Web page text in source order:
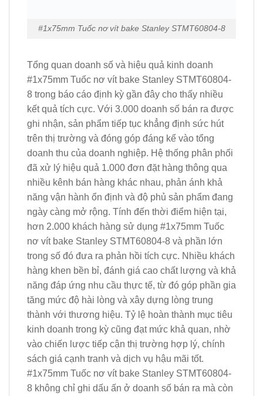
#1x75mm Tuốc nơ vít bake Stanley STMT60804-8
Tổng quan doanh số và hiệu quả kinh doanh
#1x75mm Tuốc nơ vít bake Stanley STMT60804-
8 trong báo cáo định kỳ gần đây cho thấy nhiều
kết quả tích cực. Với 3.000 doanh số bán ra được
ghi nhận, sản phẩm tiếp tục khẳng định sức hút
trên thị trường và đóng góp đáng kể vào tổng
doanh thu của doanh nghiệp. Hệ thống phân phối
đã xử lý hiệu quả 1.000 đơn đặt hàng thông qua
nhiều kênh bán hàng khác nhau, phản ánh khả
năng vận hành ổn định và độ phủ sản phẩm đang
ngày càng mở rộng. Tính đến thời điểm hiện tại,
hơn 2.000 khách hàng sử dụng #1x75mm Tuốc
nơ vít bake Stanley STMT60804-8 và phần lớn
trong số đó đưa ra phản hồi tích cực. Nhiều khách
hàng khen bền bỉ, đánh giá cao chất lượng và khả
năng đáp ứng nhu cầu thực tế, từ đó góp phần gia
tăng mức độ hài lòng và xây dựng lòng trung
thành với thương hiệu. Tỷ lệ hoàn thành mục tiêu
kinh doanh trong kỳ cũng đạt mức khả quan, nhờ
vào chiến lược tiếp cận thị trường hợp lý, chính
sách giá cạnh tranh và dịch vụ hậu mãi tốt.
#1x75mm Tuốc nơ vít bake Stanley STMT60804-
8 không chỉ ghi dấu ấn ở doanh số bán ra mà còn